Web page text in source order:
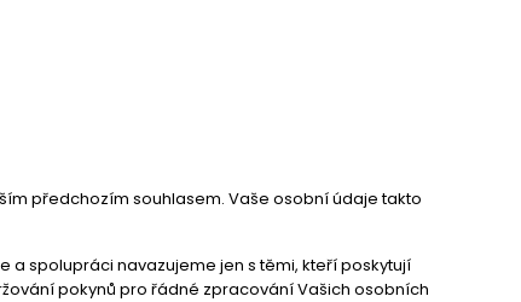
předchozím souhlasem. Vaše osobní údaje takto
a spolupráci navazujeme jen s těmi, kteří poskytují
pokynů pro řádné zpracování Vašich osobních